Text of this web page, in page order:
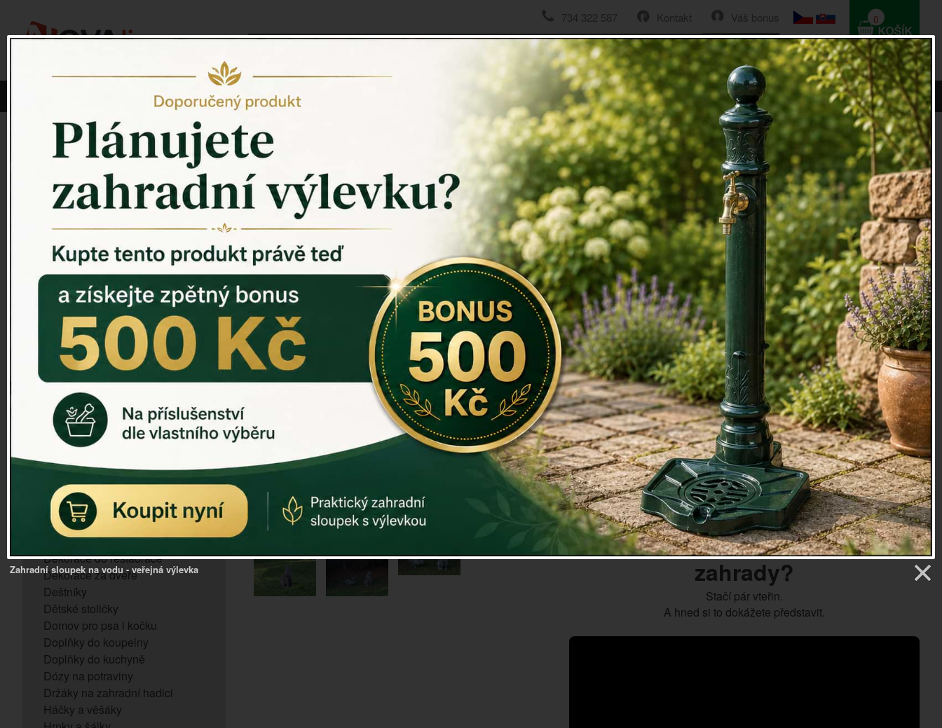
Váš bonus
Kontakt
734 322 587
HLEDAT
0
0 Kč
Vyberte si kategorii: NOVINKY
PÍTKO PRO PTÁKY
ZAHRADNÍ SOCHY
ZAHRADNÍ UMYVADLA
PTAČÍ BUDKY
Litinové škrabáky na boty
DEKORACE NA HROB
RETRO KONZOLE
Domovní čísla - litina
DEKORACE NA ZEĎ
ZVONKOHRA
ZVONY A ZVONKY
PTAČÍ KRMÍTKA
SLUNEČNÍ HODINY
Dózy na brambory a zeleninu
VÝPRODEJ - poslední kusy
Andělé, něžné sošky
Aroma lampy
Buddha soška
BUDKY PRO SÝKORKY
Budky pro vrabce
Bytový textil
Dárky pro muže
Dekorace do bytu
Dekorace do restaurace
Dekorace za dveře
Deštníky
Dětské stoličky
Domov pro psa i kočku
Doplňky do koupelny
Doplňky do kuchyně
Dózy na potraviny
Držáky na zahradní hadici
Háčky a věšáky
Venkovský domov Zahradní dekorace králík 30cm
Zahradní dekorace králík 30cm
Zahradní dekorace sedící králík z betonu, vyrobeno v ČR
Králíčka možná máte nebo jste někdy měli doma jako mazlíčka, ale na
zahradě by vám určitě utekl. Tato
zahradní dekoracekrálík vám ale
rozhodně neuteče! Navíc bude krásným zahradním doplňkem.
Zahradní dekoracekrálík je vyrobená z betonu, takže je navíc odolná
vůči nepříznivému počasí. Hrdě tam bude zdobit předzahrádku nebo
skalku na slunci i v dešti.
Rozměry: V: 30 cm, Š: 18 cm, H: 13 cm
Váha: 6 kg
Záruka: 2 roky
Jak zapadne dekorace do Vaší
zahrady?
Stačí pár vteřin.
A hned si to dokážete představit.
Zahradní sloupek na vodu - veřejná výlevka